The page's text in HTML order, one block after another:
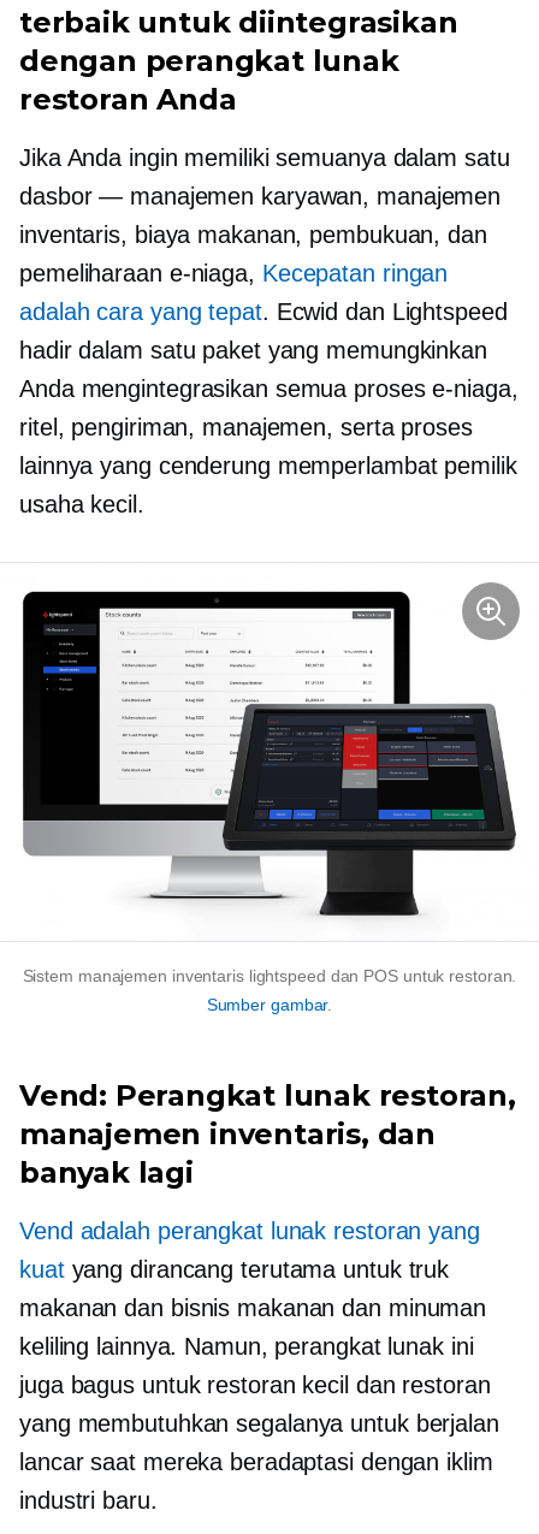
terbaik untuk diintegrasikan
dengan perangkat lunak
restoran Anda
Jika Anda ingin memiliki semuanya dalam satu
dasbor — manajemen karyawan, manajemen
inventaris, biaya makanan, pembukuan, dan
pemeliharaan e-niaga, Kecepatan ringan
adalah cara yang tepat. Ecwid dan Lightspeed
hadir dalam satu paket yang memungkinkan
Anda mengintegrasikan semua proses e-niaga,
ritel, pengiriman, manajemen, serta proses
lainnya yang cenderung memperlambat pemilik
usaha kecil.
Sistem manajemen inventaris lightspeed dan POS untuk restoran.
Sumber gambar.
Vend: Perangkat lunak restoran,
manajemen inventaris, dan
banyak lagi
Vend adalah perangkat lunak restoran yang
kuatyang dirancang terutama untuk truk
makanan dan bisnis makanan dan minuman
keliling lainnya. Namun, perangkat lunak ini
juga bagus untuk restoran kecil dan restoran
yang membutuhkan segalanya untuk berjalan
lancar saat mereka beradaptasi dengan iklim
industri baru.